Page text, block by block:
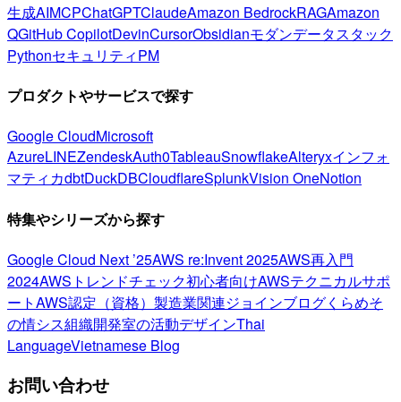
生成AIMCPChatGPTClaudeAmazon BedrockRAGAmazon
QGitHub CopilotDevinCursorObsidianモダンデータスタック
PythonセキュリティPM
プロダクトやサービスで探す
Google CloudMicrosoft
AzureLINEZendeskAuth0TableauSnowflakeAlteryxインフォ
マティカdbtDuckDBCloudflareSplunkVision OneNotion
特集やシリーズから探す
Google Cloud Next ’25AWS re:Invent 2025AWS再入門
2024AWSトレンドチェック初心者向けAWSテクニカルサポ
ートAWS認定（資格） 製造業関連ジョインブログくらめそ
の情シス組織開発室の活動デザインThai
LanguageVietnamese Blog
お問い合わせ